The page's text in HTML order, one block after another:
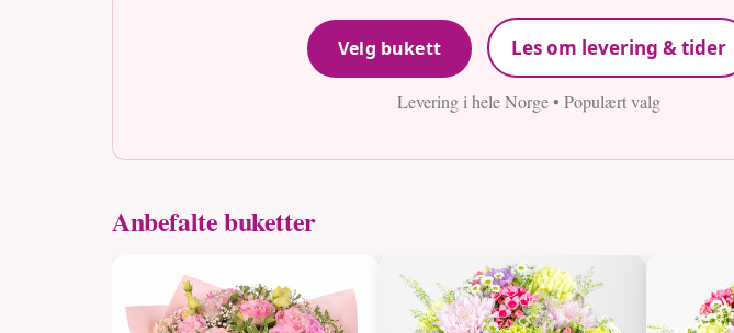
Velg bukett Les om levering & tider
Levering i hele Norge • Populært valg
Anbefalte buketter